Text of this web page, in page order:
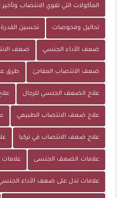
المأكولات التي تقوي الانتصاب
تحاليل وفحوصات تحسين القدرة
ضعف الأداء الجنسي ضعف
ضعف الانتصاب المفاجئ طرق
علاج الضعف الجنسي للرجال
علاج ضعف الانتصاب الطبيعي
علاج ضعف الانتصاب في تركيا
علامات الضعف الجنسى
علامات تدل على ضعف الأداء